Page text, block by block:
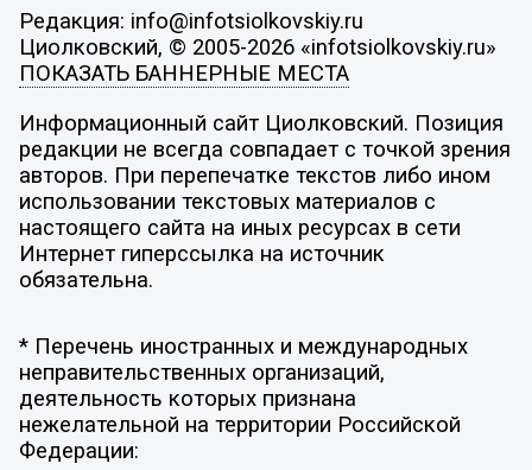
Редакция: info@infotsiolkovskiy.ru
Циолковский, © 2005-2026 «infotsiolkovskiy.ru»
ПОКАЗАТЬ БАННЕРНЫЕ МЕСТА
Информационный сайт Циолковский. Позиция
редакции не всегда совпадает с точкой зрения
авторов. При перепечатке текстов либо ином
использовании текстовых материалов с
настоящего сайта на иных ресурсах в сети
Интернет гиперссылка на источник
обязательна.
* Перечень иностранных и международных
неправительственных организаций,
деятельность которых признана
нежелательной на территории Российской
Федерации: